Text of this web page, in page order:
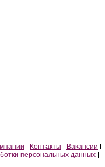
Контакты
Вакансии
персональных данных